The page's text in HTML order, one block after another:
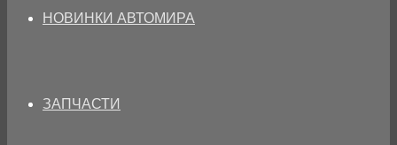
НОВИНКИ АВТОМИРА
ЗАПЧАСТИ